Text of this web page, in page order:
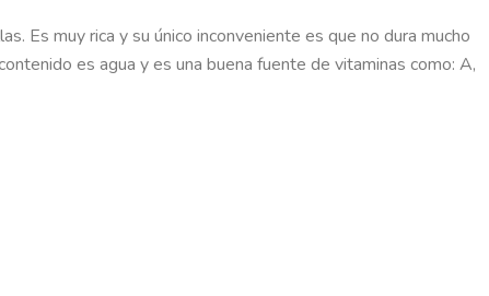
Es muy rica y su único inconveniente es que no dura mucho
es agua y es una buena fuente de vitaminas como: A,